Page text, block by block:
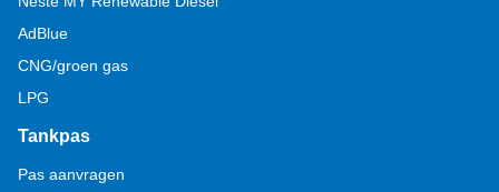
AdBlue
CNG/groen gas
LPG
Tankpas
Pas aanvragen